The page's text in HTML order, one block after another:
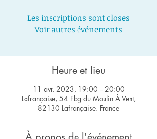
Les inscriptions sont closes
Voir autres événements
Heure et lieu
11 avr. 2023, 19:00 – 20:00
Lafrançaise, 54 Fbg du Moulin À Vent,
82130 Lafrançaise, France